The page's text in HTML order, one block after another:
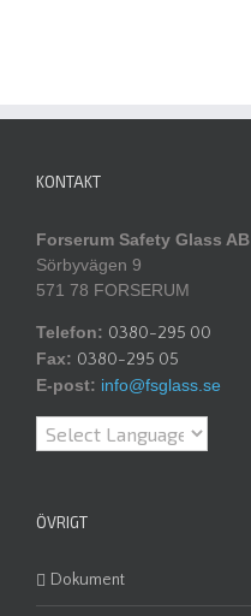
KONTAKT
Forserum Safety Glass AB
Sörbyvägen 9
571 78 FORSERUM
Telefon: 0380-295 00
Fax: 0380-295 05
E-post: info@fsglass.se
ÖVRIGT
Dokument